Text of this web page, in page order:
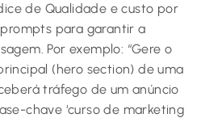
de Qualidade e custo por
para garantir a
Por exemplo: “Gere o
(hero section) de uma
tráfego de um anúncio
chave ‘curso de marketing